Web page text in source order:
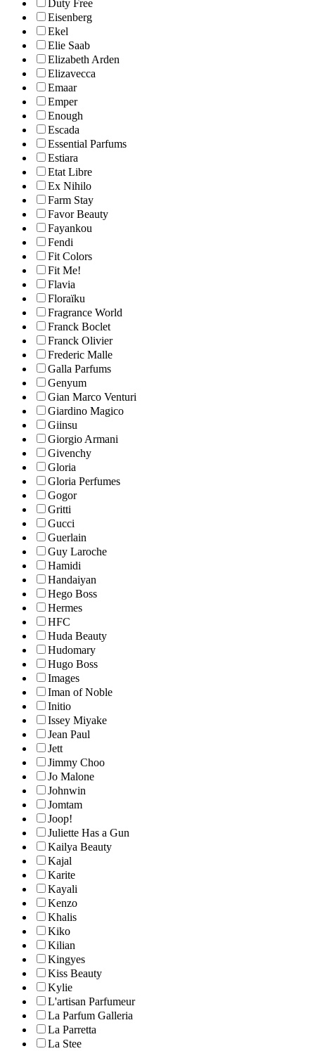
Duty Free
Eisenberg
Ekel
Elie Saab
Elizabeth Arden
Elizavecca
Emaar
Emper
Enough
Escada
Essential Parfums
Estiara
Etat Libre
Ex Nihilo
Farm Stay
Favor Beauty
Fayankou
Fendi
Fit Colors
Fit Me!
Flavia
Floraïku
Fragrance World
Franck Boclet
Franck Olivier
Frederic Malle
Galla Parfums
Genyum
Gian Marco Venturi
Giardino Magico
Giinsu
Giorgio Armani
Givenchy
Gloria
Gloria Perfumes
Gogor
Gritti
Gucci
Guerlain
Guy Laroche
Hamidi
Handaiyan
Hego Boss
Hermes
HFC
Huda Beauty
Hudomary
Hugo Boss
Images
Iman of Noble
Initio
Issey Miyake
Jean Paul
Jett
Jimmy Choo
Jo Malone
Johnwin
Jomtam
Joop!
Juliette Has a Gun
Kailya Beauty
Kajal
Karite
Kayali
Kenzo
Khalis
Kiko
Kilian
Kingyes
Kiss Beauty
Kylie
L'artisan Parfumeur
La Parfum Galleria
La Parretta
La Stee